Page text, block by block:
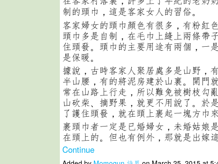
制的頭巾，這是客家女人的習俗。
客家婦女的頭巾顏色有很多，有粉紅
頭巾多是自制，在毛巾上縫上兩條帶
住頭發。頭巾的主要用途有兩個，一
是保暖。
據說，古時客家人聚居處多是山野，
半山腰，有的將泥房建於山裏。開門
常在山路上行走，所以難免被樹枝勾
山砍柴、摘野果，就更不用說了。於
了護住頭發，就在頭上裹起一塊方巾
裹頭巾者一定是已婚婦女，未婚姑娘
在頭上的。但也有例外，那就是出嫁
Continue